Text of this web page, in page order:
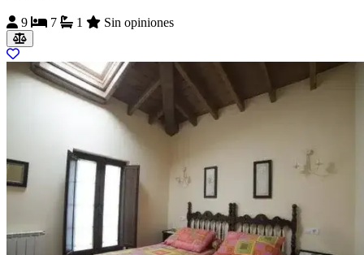
9
7 1 Sin opiniones